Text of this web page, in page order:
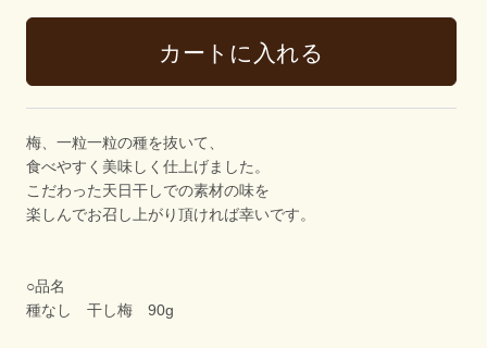
梅、一粒一粒の種を抜いて、
食べやすく美味しく仕上げました。
こだわった天日干しでの素材の味を
楽しんでお召し上がり頂ければ幸いです。
○品名
種なし 干し梅 90g